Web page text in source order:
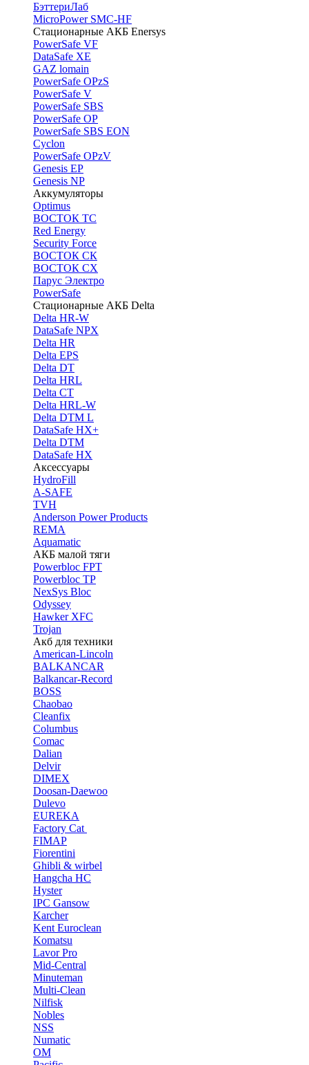
БэттериЛаб
MicroPower SMC-HF
Стационарные АКБ Enersys
PowerSafe VF
DataSafe XE
GAZ lomain
PowerSafe OPzS
PowerSafe V
PоwerSafe SBS
PowerSafe OP
PоwerSafe SBS EON
Cyclon
PowerSafe OPzV
Genesis EP
Genesis NP
Аккумуляторы
Optimus
ВОСТОК ТС
Red Energy
Security Force
ВОСТОК СК
ВОСТОК СХ
Парус Электро
PowerSafe
Стационарные АКБ Delta
Delta HR-W
DataSafe NPX
Delta HR
Delta EPS
Delta DT
Delta HRL
Delta CT
Delta HRL-W
Delta DTM L
DataSafe HX+
Delta DTM
DataSafe HX
Аксессуары
HydroFill
A-SAFE
TVH
Anderson Power Products
REMA
Aquamatic
АКБ малой тяги
Powerbloc FPT
Powerbloc TP
NexSys Bloc
Odyssey
Hawker XFC
Trojan
Акб для техники
American-Lincoln
BALKANCAR
Balkancar-Record
BOSS
Chaobao
Cleanfix
Columbus
Comac
Dalian
Delvir
DIMEX
Doosan-Daewoo
Dulevo
EUREKA
Factory Cat
FIMAP
Fiorentini
Ghibli & wirbel
Hangcha HC
Hyster
IPC Gansow
Karcher
Kent Euroclean
Komatsu
Lavor Pro
Mid-Central
Minuteman
Multi-Clean
Nilfisk
Nobles
NSS
Numatic
OM